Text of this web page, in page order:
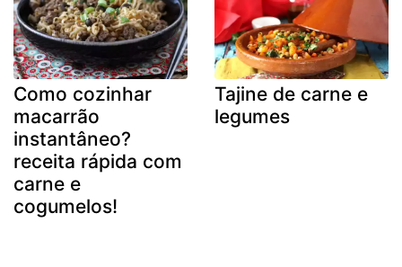
Como cozinhar
macarrão
instantâneo?
receita rápida com
carne e
cogumelos!
Tajine de carne e
legumes